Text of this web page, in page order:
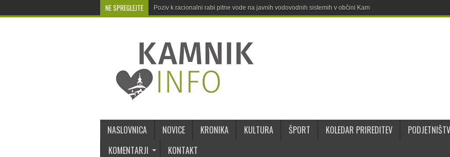
NE SPREGLEJTE Poziv k racionalni rabi pitne vode na javnih vodovodnih sistemih v občini Kamnik
NASLOVNICA NOVICE KRONIKA KULTURA ŠPORT KOLEDAR PRIREDITEV
KOMENTARJI
KONTAKT